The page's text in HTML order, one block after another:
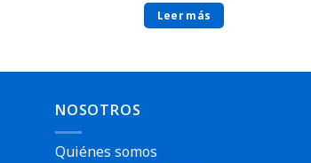
Leer más
NOSOTROS
Quiénes somos